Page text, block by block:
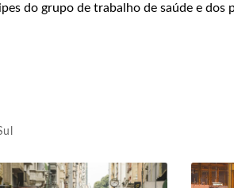
do grupo de trabalho de saúde e dos